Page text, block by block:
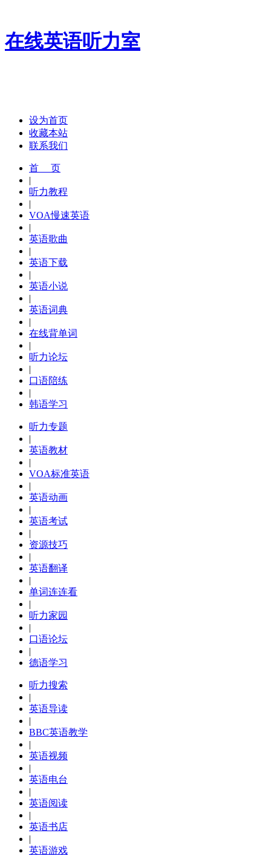
在线英语听力室
设为首页
收藏本站
联系我们
首 页
|
听力教程
|
VOA慢速英语
|
英语歌曲
|
英语下载
|
英语小说
|
英语词典
|
在线背单词
|
听力论坛
|
口语陪练
|
韩语学习
听力专题
|
英语教材
|
VOA标准英语
|
英语动画
|
英语考试
|
资源技巧
|
英语翻译
|
单词连连看
|
听力家园
|
口语论坛
|
德语学习
听力搜索
|
英语导读
|
BBC英语教学
|
英语视频
|
英语电台
|
英语阅读
|
英语书店
|
英语游戏